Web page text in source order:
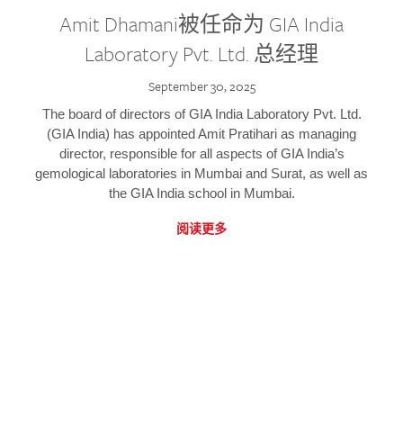
Amit Dhamani被任命为 GIA India
Laboratory Pvt. Ltd. 总经理
September 30, 2025
The board of directors of GIA India Laboratory Pvt. Ltd.
(GIA India) has appointed Amit Pratihari as managing
director, responsible for all aspects of GIA India’s
gemological laboratories in Mumbai and Surat, as well as
the GIA India school in Mumbai.
阅读更多